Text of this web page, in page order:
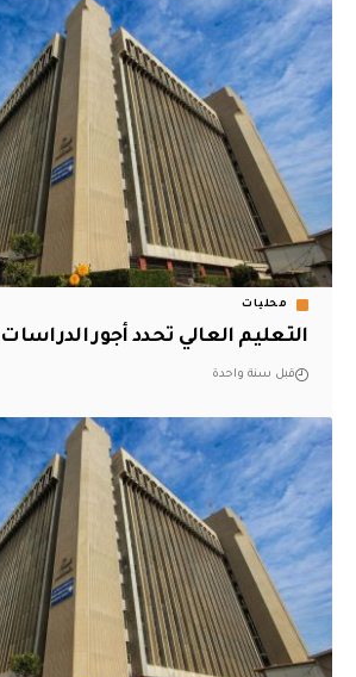
محليات
التعليم العالي تحدد أجور الدراسات
قبل سنة واحدة